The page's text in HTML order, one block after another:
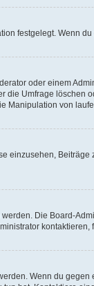
festgelegt. Wenn
oder einem
Umfrage
Manipulation von
einzusehen,
Die Board-
Wenn du